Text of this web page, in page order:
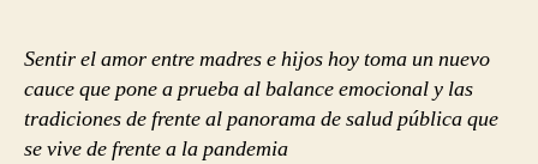
Sentir el amor entre madres e hijos hoy toma un nuevo
cauce que pone a prueba al balance emocional y las
tradiciones de frente al panorama de salud pública que
se vive de frente a la pandemia